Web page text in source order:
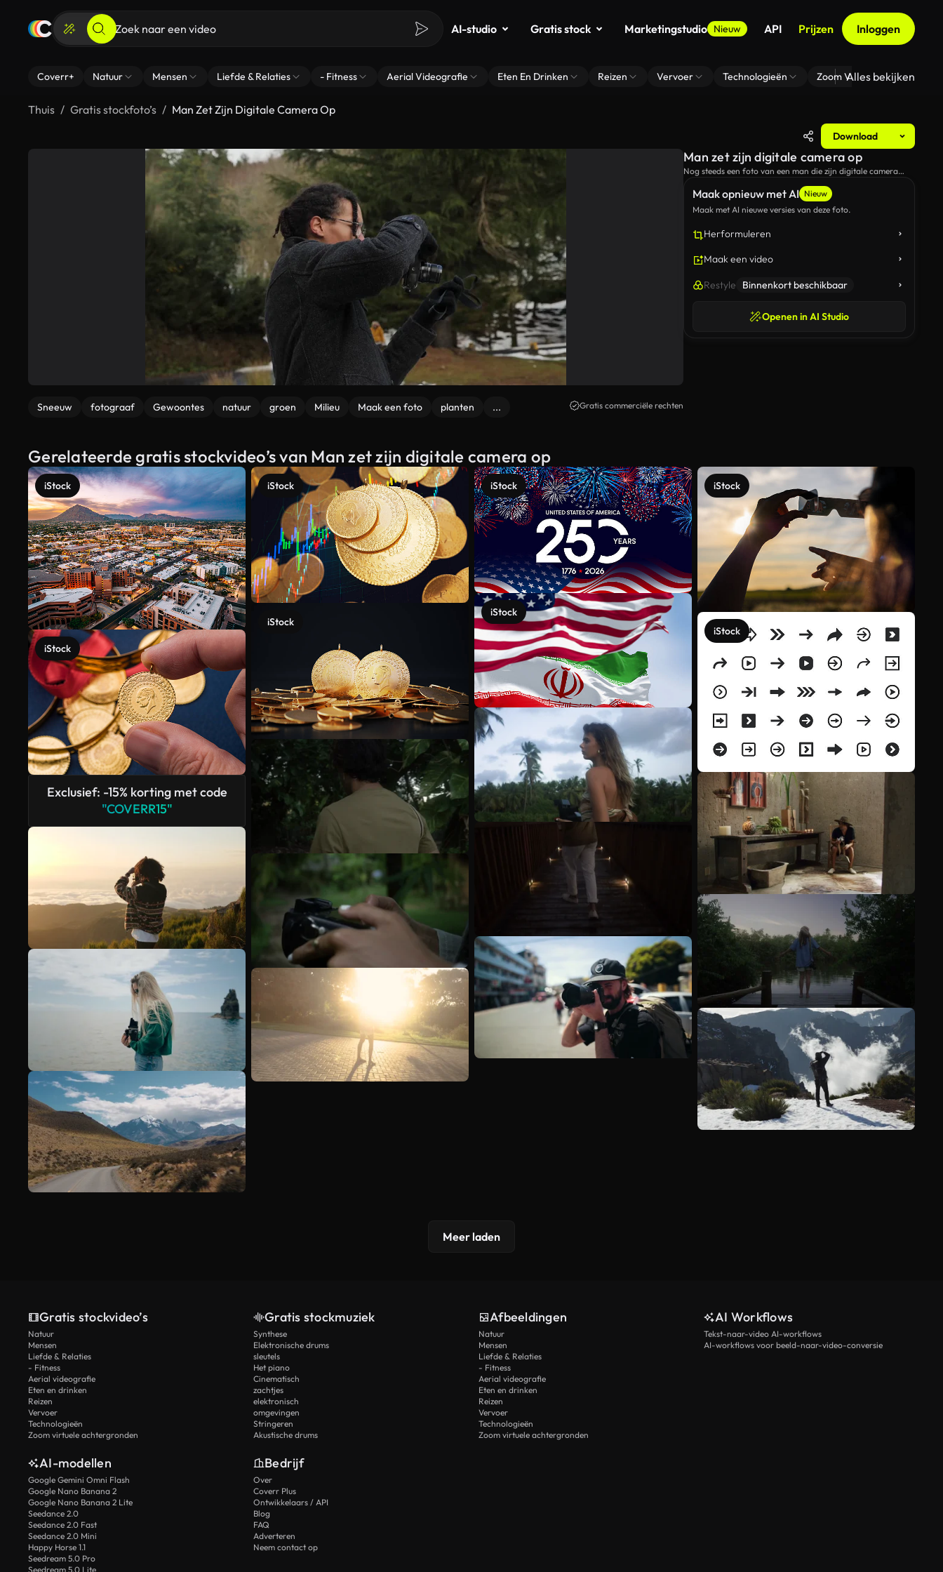
AI-studio Gratis stock Marketingstudio Nieuw API Prijzen Inloggen
Coverr+ Natuur Mensen Liefde & Relaties - Fitness Aerial Videografie Eten En Drinken Reizen Vervoer Technologieën Zoom Virtuele
Alles bekijken
Thuis Gratis stockfoto’s Man Zet Zijn Digitale Camera Op
Download
Sneeuw fotograaf Gewoontes natuur groen Milieu Maak een foto planten ... Gratis commerciële rechten
Maak opnieuw met AI Nieuw
Maak met AI nieuwe versies van deze foto.
Herformuleren
Maak een video
Restyle Binnenkort beschikbaar
Openen in AI Studio
Man zet zijn digitale camera op
Nog steeds een foto van een man die zijn digitale camera
Gerelateerde gratis stockvideo’s van Man zet zijn digitale camera op
iStock
iStock
Exclusief: -15% korting met code
"COVERR15"
iStock
iStock
iStock
iStock
iStock
iStock
Meer bekijken
Meer laden
Gratis stockvideo’s
Natuur
Mensen
Liefde & Relaties
- Fitness
Aerial videografie
Eten en drinken
Reizen
Vervoer
Technologieën
Zoom virtuele achtergronden
Gratis stockmuziek
Synthese
Elektronische drums
sleutels
Het piano
Cinematisch
zachtjes
elektronisch
omgevingen
Stringeren
Akustische drums
Afbeeldingen
Natuur
Mensen
Liefde & Relaties
- Fitness
Aerial videografie
Eten en drinken
Reizen
Vervoer
Technologieën
Zoom virtuele achtergronden
AI Workflows
Tekst-naar-video AI-workflows
AI-workflows voor beeld-naar-video-conversie
AI-modellen
Google Gemini Omni Flash
Google Nano Banana 2
Google Nano Banana 2 Lite
Seedance 2.0
Seedance 2.0 Fast
Seedance 2.0 Mini
Happy Horse 1.1
Seedream 5.0 Pro
Seedream 5.0 Lite
Bedrijf
Over
Coverr Plus
Ontwikkelaars / API
Blog
FAQ
Adverteren
Neem contact op